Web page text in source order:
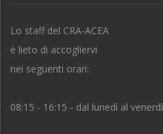
Lo staff del CRA-ACEA
è lieto di accogliervi
nei seguenti orari:
08:15 - 16:15 - dal lunedì al venerdì